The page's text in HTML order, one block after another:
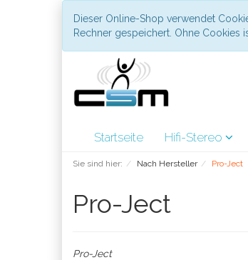
Dieser Online-Shop verwendet
Rechner gespeichert. Ohne Cookies
Startseite Hifi-Stereo
Sie sind hier: Nach Hersteller Pro-Ject
Pro-Ject
Pro-Ject